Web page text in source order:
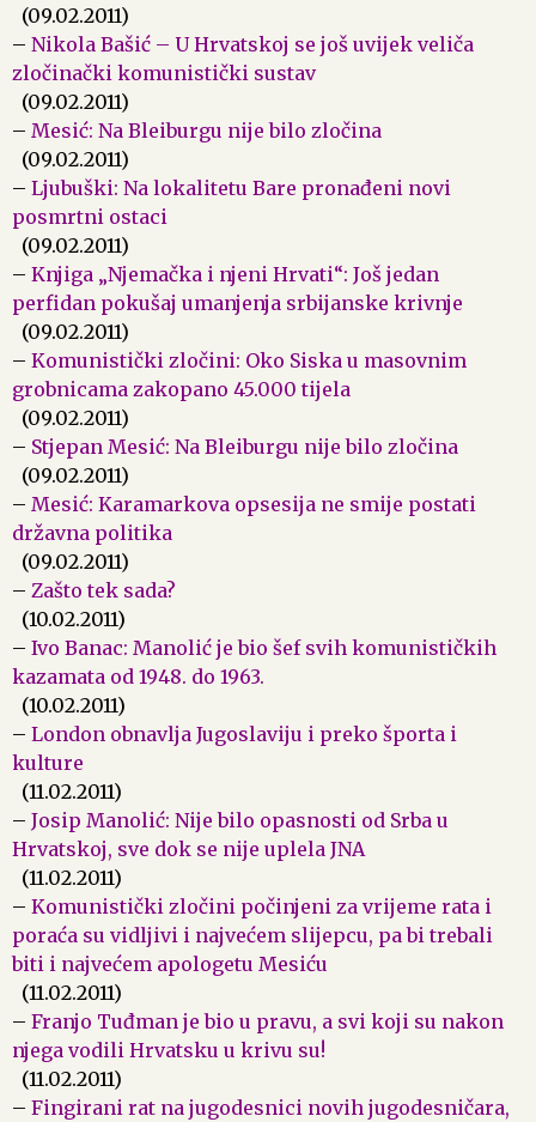
(09.02.2011)
– Nikola Bašić – U Hrvatskoj se još uvijek veliča
zločinački komunistički sustav
(09.02.2011)
– Mesić: Na Bleiburgu nije bilo zločina
(09.02.2011)
– Ljubuški: Na lokalitetu Bare pronađeni novi
posmrtni ostaci
(09.02.2011)
– Knjiga „Njemačka i njeni Hrvati“: Još jedan
perfidan pokušaj umanjenja srbijanske krivnje
(09.02.2011)
– Komunistički zločini: Oko Siska u masovnim
grobnicama zakopano 45.000 tijela
(09.02.2011)
– Stjepan Mesić: Na Bleiburgu nije bilo zločina
(09.02.2011)
– Mesić: Karamarkova opsesija ne smije postati
državna politika
(09.02.2011)
– Zašto tek sada?
(10.02.2011)
– Ivo Banac: Manolić je bio šef svih komunističkih
kazamata od 1948. do 1963.
(10.02.2011)
– London obnavlja Jugoslaviju i preko športa i
kulture
(11.02.2011)
– Josip Manolić: Nije bilo opasnosti od Srba u
Hrvatskoj, sve dok se nije uplela JNA
(11.02.2011)
– Komunistički zločini počinjeni za vrijeme rata i
poraća su vidljivi i najvećem slijepcu, pa bi trebali
biti i najvećem apologetu Mesiću
(11.02.2011)
– Franjo Tuđman je bio u pravu, a svi koji su nakon
njega vodili Hrvatsku u krivu su!
(11.02.2011)
– Fingirani rat na jugodesnici novih jugodesničara,